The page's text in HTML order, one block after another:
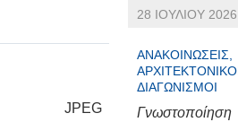
JPEG
28 ΙΟΥΛΊΟΥ 2026
ΑΝΑΚΟΙΝΏΣΕΙΣ,
ΑΡΧΙΤΕΚΤΟΝΙΚΟΊ
ΔΙΑΓΩΝΙΣΜΟΊ
Γνωστοποίηση